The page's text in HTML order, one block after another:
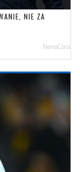
NIE ZA
NerioCorsi